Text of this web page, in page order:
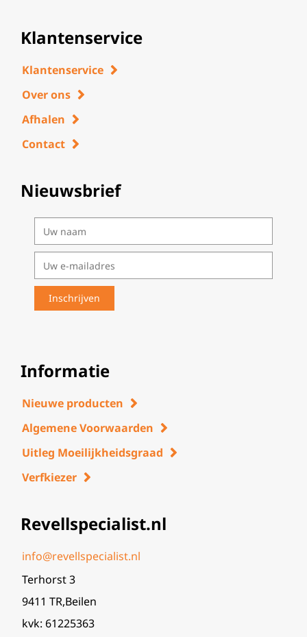
Klantenservice
Klantenservice
Over ons
Afhalen
Contact
Nieuwsbrief
Informatie
Nieuwe producten
Algemene Voorwaarden
Uitleg Moeilijkheidsgraad
Verfkiezer
Revellspecialist.nl
info@revellspecialist.nl
Terhorst 3
9411 TR,Beilen
kvk: 61225363